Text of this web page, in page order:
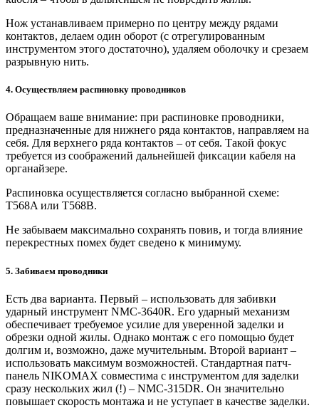
Нож устанавливаем примерно по центру между рядами
контактов, делаем один оборот (с отрегулированным
инструментом этого достаточно), удаляем оболочку и срезаем
разрывную нить.
4. Осуществляем распиновку проводников
Обращаем ваше внимание: при распиновке проводники,
предназначенные для нижнего ряда контактов, направляем на
себя. Для верхнего ряда контактов – от себя. Такой фокус
требуется из соображений дальнейшей фиксации кабеля на
органайзере.
Распиновка осуществляется согласно выбранной схеме:
T568A или T568B.
Не забываем максимально сохранять повив, и тогда влияние
перекрестных помех будет сведено к минимуму.
5. Забиваем проводники
Есть два варианта. Первый – использовать для забивки
ударный инструмент NMC-3640R. Его ударный механизм
обеспечивает требуемое усилие для уверенной заделки и
обрезки одной жилы. Однако монтаж с его помощью будет
долгим и, возможно, даже мучительным. Второй вариант –
использовать максимум возможностей. Стандартная патч-
панель NIKOMAX совместима с инструментом для заделки
сразу нескольких жил (!) – NMC-315DR. Он значительно
повышает скорость монтажа и не уступает в качестве заделки.